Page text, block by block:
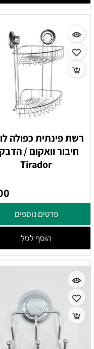
רשת פינתית כפולה
חיבור וואקום /
Tirador
פרטים נוספים
הוסף לסל